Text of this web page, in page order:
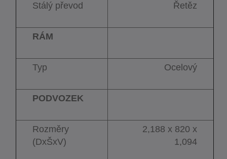
Stálý převod Řetěz
RÁM
Typ Ocelový
PODVOZEK
Rozměry
(DxŠxV)
2,188 x 820 x
1,094